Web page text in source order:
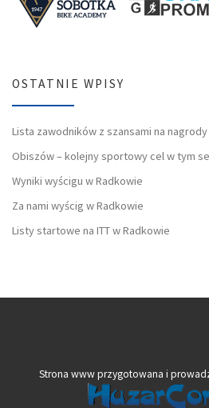
OSTATNIE WPISY
Lista zawodników z szansami na
Obiszów – kolejny sportowy cel w tym
Wyniki wyścigu w Radkowie
Za nami wyścig w Radkowie
Listy startowe na ITT w Radkowie
Strona www przygotowana i